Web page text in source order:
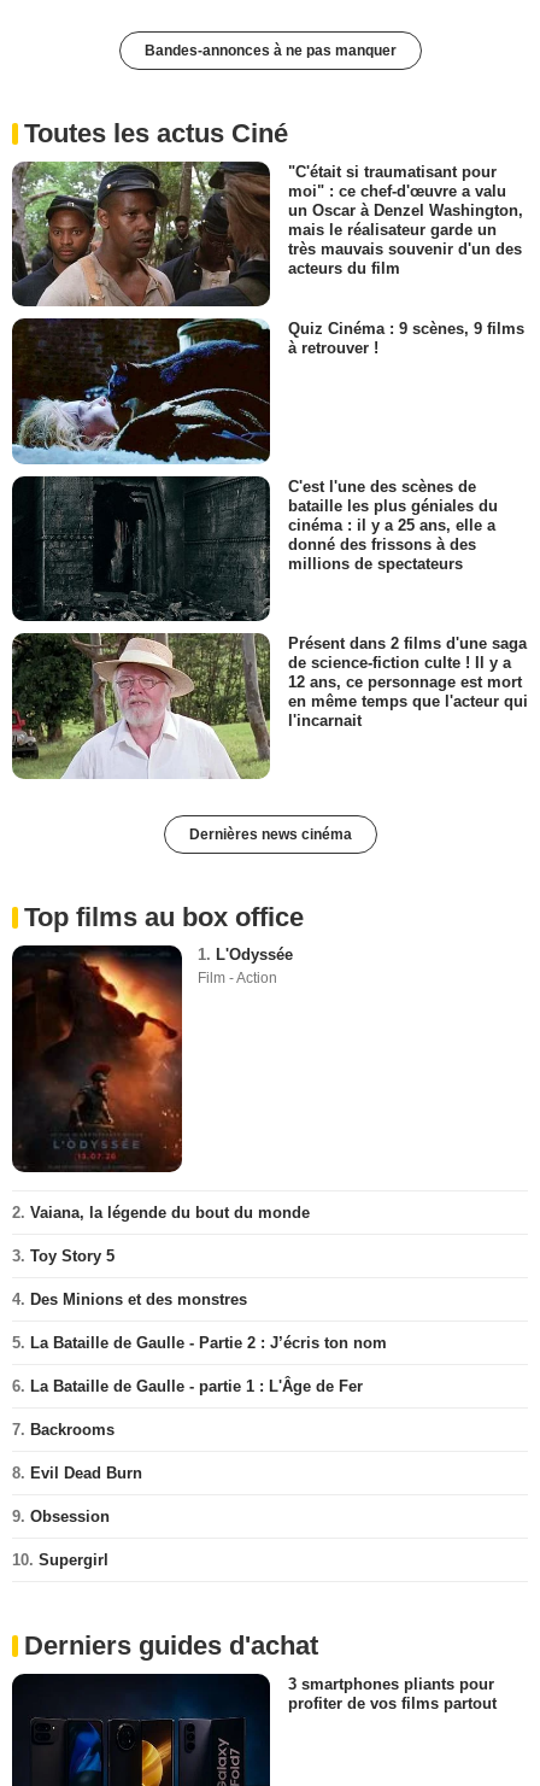
Bandes-annonces à ne pas manquer
Toutes les actus Ciné
"C'était si traumatisant pour
moi" : ce chef-d'œuvre a valu
un Oscar à Denzel Washington,
mais le réalisateur garde un
très mauvais souvenir d'un des
acteurs du film
Quiz Cinéma : 9 scènes, 9 films
à retrouver !
C'est l'une des scènes de
bataille les plus géniales du
cinéma : il y a 25 ans, elle a
donné des frissons à des
millions de spectateurs
Présent dans 2 films d'une saga
de science-fiction culte ! Il y a
12 ans, ce personnage est mort
en même temps que l'acteur qui
l'incarnait
Dernières news cinéma
Top films au box office
1. L'Odyssée
Film - Action
2. Vaiana, la légende du bout du monde
3. Toy Story 5
4. Des Minions et des monstres
5. La Bataille de Gaulle - Partie 2 : J’écris ton nom
6. La Bataille de Gaulle - partie 1 : L'Âge de Fer
7. Backrooms
8. Evil Dead Burn
9. Obsession
10. Supergirl
Derniers guides d'achat
3 smartphones pliants pour
profiter de vos films partout